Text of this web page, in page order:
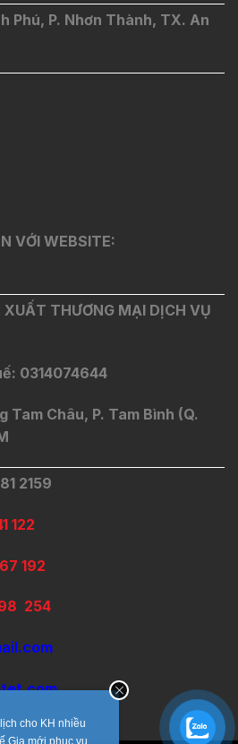
Phú, P. Nhơn Thành, TX. An
VỚI WEBSITE:
THƯƠNG MẠI DỊCH VỤ
0314074644
Tam Châu, P. Tam Bình (Q.
2159
122
192
254
cho KH nhiều
Gia mới phục vụ ...